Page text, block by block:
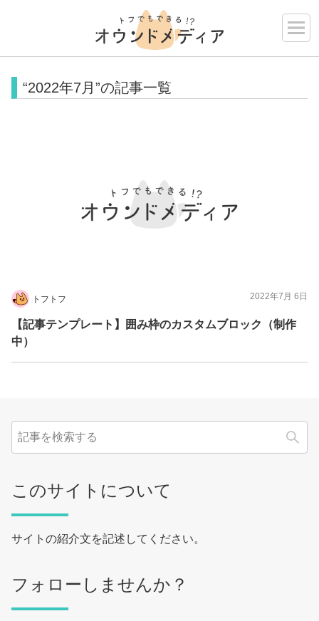
“2022年7月”の記事一覧
トフトフ 2022年7月 6日
【記事テンプレート】囲み枠のカスタムブロック（制作
中）
このサイトについて
サイトの紹介文を記述してください。
フォローしませんか？